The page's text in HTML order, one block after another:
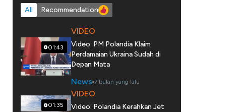
All Recommendation
01:43
VIDEO
Video: PM Polandia Klaim
Perdamaian Ukraina Sudah di
Depan Mata
News 7 bulan yang lalu
01:35
VIDEO
Video: Polandia Kerahkan Jet